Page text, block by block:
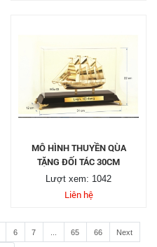
MÔ HÌNH THUYỀN QÙA
TẶNG ĐỐI TÁC 30CM
Lượt xem: 1042
Liên hệ
6 7 65 66 Next